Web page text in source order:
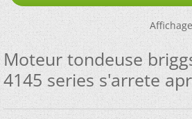
Moteur tondeuse
4145 series s'arrete